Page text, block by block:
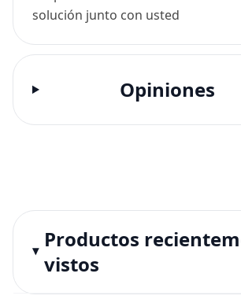
solución junto con usted
Opiniones
Productos
vistos